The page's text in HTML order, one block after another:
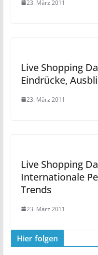
23. März 2011
Live Shopping
Eindrücke,
23. März 2011
Live Shopping
Internationale
Trends
23. März 2011
Hier folgen